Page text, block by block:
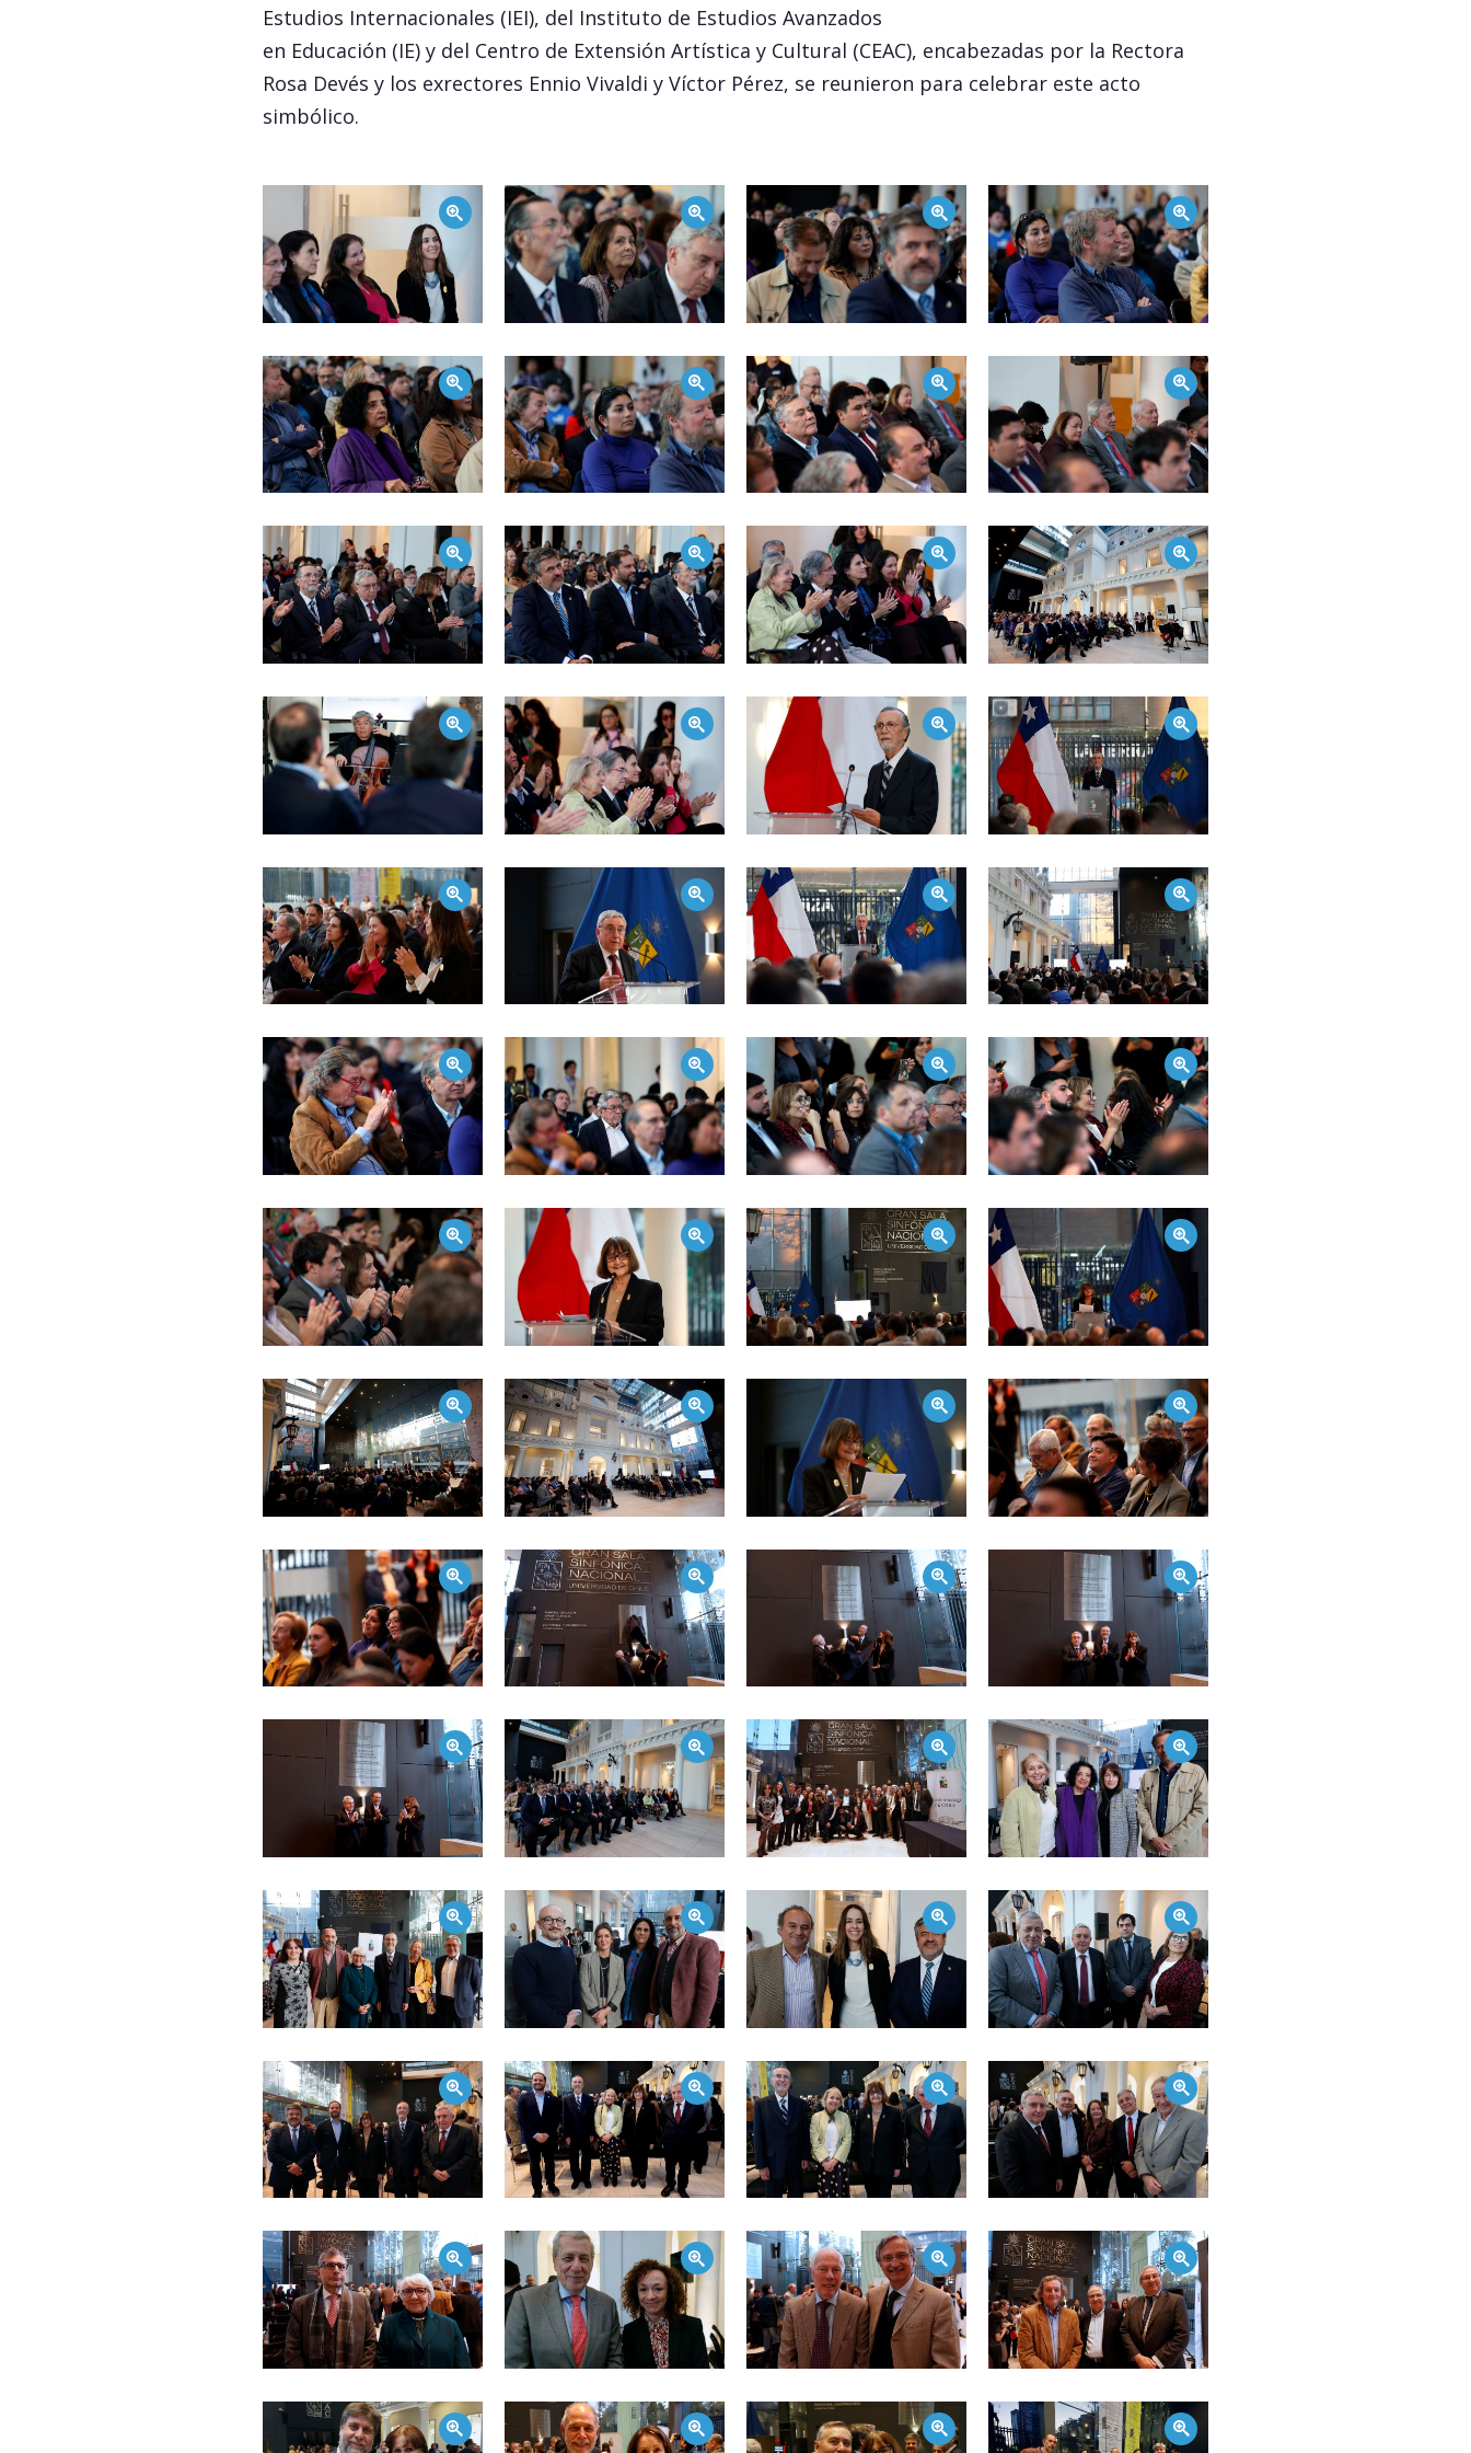
Estudios Internacionales (IEI), del Instituto de Estudios Avanzados
en Educación (IE) y del Centro de Extensión Artística y Cultural (CEAC), encabezadas por la Rectora
Rosa Devés y los exrectores Ennio Vivaldi y Víctor Pérez, se reunieron para celebrar este acto
simbólico.
Zoom Zoom Zoom
Zoom Zoom Zoom
Zoom Zoom Zoom Zoom
Zoom Zoom Zoom Zoom
Zoom Zoom Zoom
Zoom Zoom Zoom
Zoom Zoom Zoom Zoom
Zoom Zoom Zoom
Zoom Zoom Zoom
Zoom Zoom Zoom
Zoom Zoom Zoom Zoom
Zoom Zoom Zoom Zoom
Zoom Zoom Zoom Zoom
Zoom Zoom Zoom Zoom